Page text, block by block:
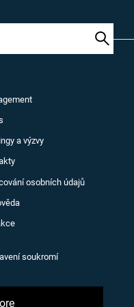
a výzvy
osobních údajů
soukromí